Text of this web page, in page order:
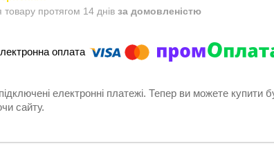
протягом 14 днів за домовленістю
електронні платежі. Тепер ви можете купити
сайту.